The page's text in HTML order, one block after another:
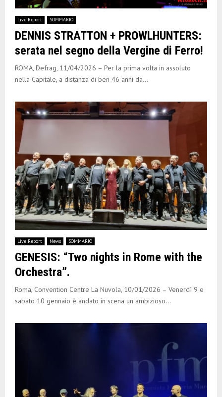
Live Report SOMMARIO
DENNIS STRATTON + PROWLHUNTERS:
serata nel segno della Vergine di Ferro!
ROMA, Defrag, 11/04/2026 – Per la prima volta in assoluto
nella Capitale, a distanza di ben 46 anni da...
Live Report News SOMMARIO
GENESIS: “Two nights in Rome with the
Orchestra”.
Roma, Convention Centre La Nuvola, 10/01/2026 – Venerdì 9 e
sabato 10 gennaio è andato in scena un ambizioso...